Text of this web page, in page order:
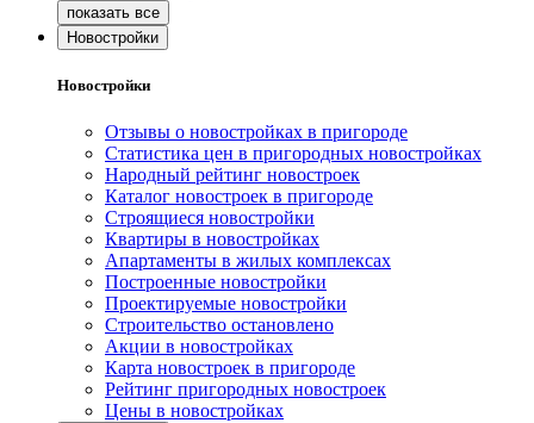
Новостройки
Новостройки
Отзывы о новостройках в пригороде
Статистика цен в пригородных новостройках
Народный рейтинг новостроек
Каталог новостроек в пригороде
Строящиеся новостройки
Квартиры в новостройках
Апартаменты в жилых комплексах
Построенные новостройки
Проектируемые новостройки
Строительство остановлено
Акции в новостройках
Карта новостроек в пригороде
Рейтинг пригородных новостроек
Цены в новостройках